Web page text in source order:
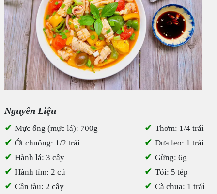
Nguyên Liệu
✔ Mực ống (mực lá): 700g ✔ Thơm: 1/4 trái
✔ Ớt chuông: 1/2 trái ✔ Dưa leo: 1 trái
✔ Hành lá: 3 cây ✔ Gừng: 6g
✔ Hành tím: 2 củ ✔ Tỏi: 5 tép
✔ Cần tàu: 2 cây ✔ Cà chua: 1 trái